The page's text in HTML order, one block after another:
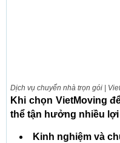
Dịch vụ chuyển nhà trọn gói |
Khi chọn VietMoving
thể tận hưởng nhiều lợi
Kinh nghiệm và